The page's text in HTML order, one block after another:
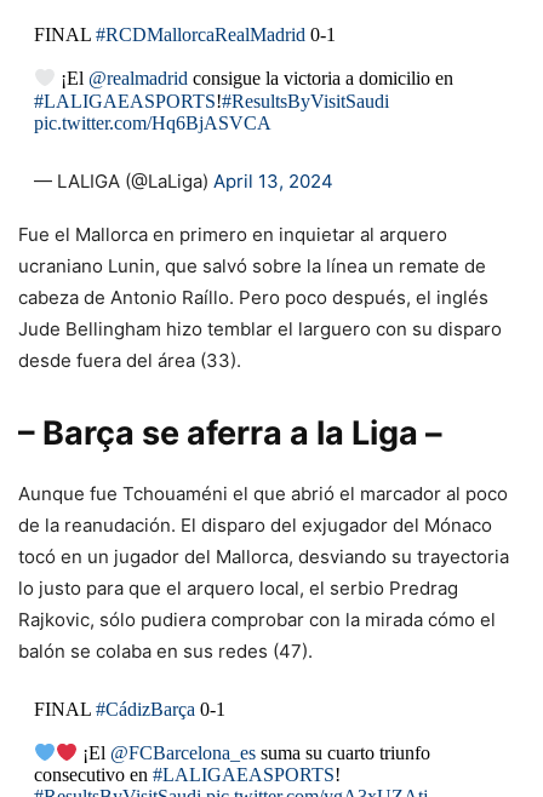
FINAL #RCDMallorcaRealMadrid 0-1
¡El @realmadridconsigue la victoria a domicilio en
#LALIGAEASPORTS!#ResultsByVisitSaudi
pic.twitter.com/Hq6BjASVCA
— LALIGA (@LaLiga) April 13, 2024
Fue el Mallorca en primero en inquietar al arquero
ucraniano Lunin, que salvó sobre la línea un remate de
cabeza de Antonio Raíllo. Pero poco después, el inglés
Jude Bellingham hizo temblar el larguero con su disparo
desde fuera del área (33).
– Barça se aferra a la Liga –
Aunque fue Tchouaméni el que abrió el marcador al poco
de la reanudación. El disparo del exjugador del Mónaco
tocó en un jugador del Mallorca, desviando su trayectoria
lo justo para que el arquero local, el serbio Predrag
Rajkovic, sólo pudiera comprobar con la mirada cómo el
balón se colaba en sus redes (47).
FINAL #CádizBarça 0-1
¡El @FCBarcelona_essuma su cuarto triunfo
consecutivo en #LALIGAEASPORTS!